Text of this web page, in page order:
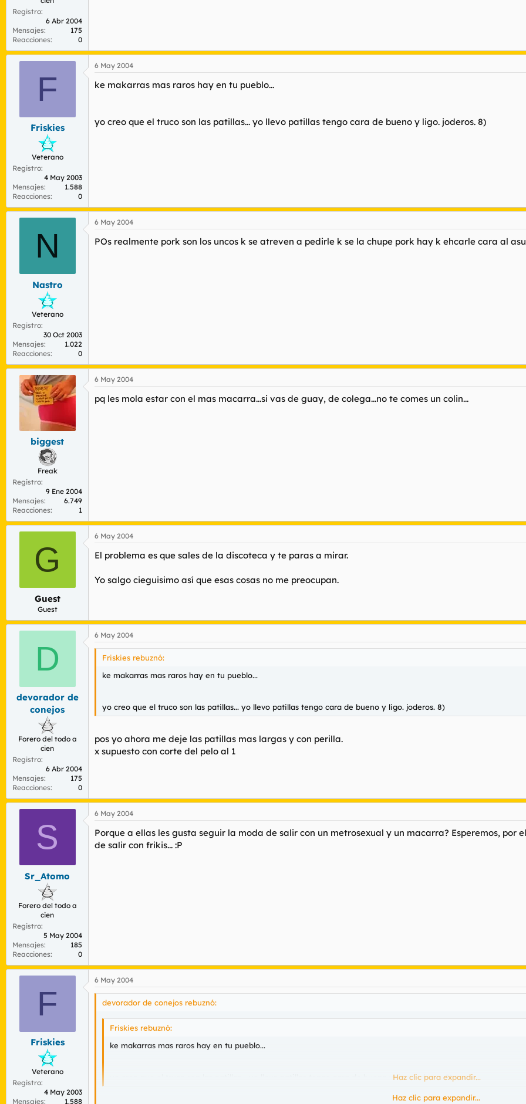
Registro
6 Abr 2004
Mensajes
175
Reacciones
0
F
Friskies
Veterano
Registro
4 May 2003
Mensajes
1.588
Reacciones
0
6 May 2004
ke makarras mas raros hay en tu pueblo...
yo creo que el truco son las patillas... yo llevo patillas tengo cara de bueno y ligo. joderos. 8)
N
Nastro
Veterano
Registro
30 Oct 2003
Mensajes
1.022
Reacciones
0
6 May 2004
POs realmente pork son los uncos k se atreven a pedirle k se la chupe pork hay k ehcarle cara al
biggest
Freak
Registro
9 Ene 2004
Mensajes
6.749
Reacciones
1
6 May 2004
pq les mola estar con el mas macarra...si vas de guay, de colega...no te comes un colin...
G
Guest
Guest
6 May 2004
El problema es que sales de la discoteca y te paras a mirar.
Yo salgo cieguisimo así que esas cosas no me preocupan.
D
devorador de
conejos
Forero del todo a
cien
Registro
6 Abr 2004
Mensajes
175
Reacciones
0
6 May 2004
Friskies rebuznó:
ke makarras mas raros hay en tu pueblo...
yo creo que el truco son las patillas... yo llevo patillas tengo cara de bueno y ligo. joderos. 8)
pos yo ahora me deje las patillas mas largas y con perilla.
x supuesto con corte del pelo al 1
S
Sr_Atomo
Forero del todo a
cien
Registro
5 May 2004
Mensajes
185
Reacciones
0
6 May 2004
Porque a ellas les gusta seguir la moda de salir con un metrosexual y un macarra? Esperemos,
de salir con frikis... :P
F
Friskies
Veterano
Registro
4 May 2003
Mensajes
1.588
6 May 2004
devorador de conejos rebuznó:
Friskies rebuznó:
ke makarras mas raros hay en tu pueblo...
yo creo que el truco son las patillas... yo llevo patillas tengo cara de bueno y ligo. joderos. 8)
Haz clic para expandir...
Haz clic para expandir...